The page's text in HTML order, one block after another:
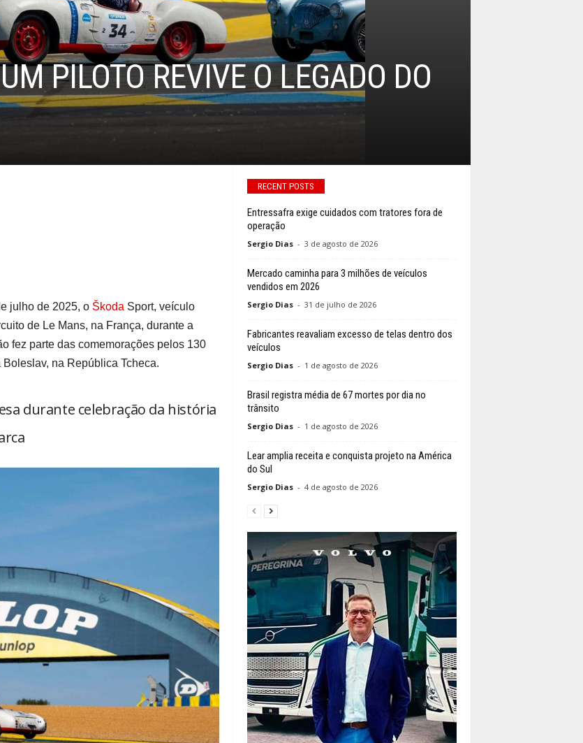
PILOTO REVIVE O LEGADO DO
julho de 2025, o Škoda Sport, veículo
de Le Mans, na França, durante a
fez parte das comemorações pelos 130
na República Tcheca.
durante celebração da história
RECENT POSTS
Entressafra exige cuidados com tratores fora de
operação
Sergio Dias - 3 de agosto de 2026
Mercado caminha para 3 milhões de veículos
vendidos em 2026
Sergio Dias - 31 de julho de 2026
Fabricantes reavaliam excesso de telas dentro dos
veículos
Sergio Dias - 1 de agosto de 2026
Brasil registra média de 67 mortes por dia no
trânsito
Sergio Dias - 1 de agosto de 2026
Lear amplia receita e conquista projeto na América
do Sul
Sergio Dias - 4 de agosto de 2026